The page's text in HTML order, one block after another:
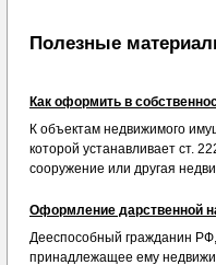
Полезные
Как оформить в
К объектам недвижимого
которой устанавливает ст.
сооружение или другая
Оформление дарственной
Дееспособный гражданин
принадлежащее ему